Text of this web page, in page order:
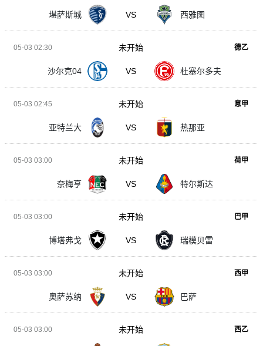
堪萨斯城 VS 西雅图
05-03 02:30 德乙
沙尔克04 VS 杜塞尔多夫
未开始
05-03 02:45 意甲
亚特兰大 VS 热那亚
未开始
05-03 03:00 荷甲
奈梅亨 VS 特尔斯达
未开始
05-03 03:00 巴甲
博塔弗戈 VS 瑞模贝雷
未开始
05-03 03:00 西甲
奥萨苏纳 VS 巴萨
未开始
05-03 03:00 西乙
未开始